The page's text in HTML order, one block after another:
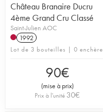
Château Branaire Ducru
4ème Grand Cru Classé
Saint-Julien AOC
1992
Lot de 3 bouteilles | 0 enchère
90€
(mise à prix)
Prix à l'unité 30€